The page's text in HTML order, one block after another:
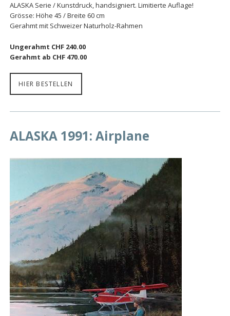
ALASKA Serie / Kunstdruck, handsigniert. Limitierte Auflage!
Grösse: Höhe 45 / Breite 60 cm
Gerahmt mit Schweizer Naturholz-Rahmen
Ungerahmt CHF 240.00
Gerahmt ab CHF 470.00
HIER BESTELLEN
ALASKA 1991: Airplane